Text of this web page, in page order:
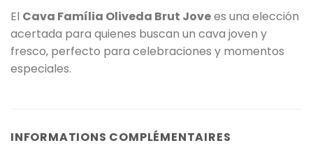
El Cava Família Oliveda Brut Jovees una elección
acertada para quienes buscan un cava joven y
fresco, perfecto para celebraciones y momentos
especiales.
INFORMATIONS COMPLÉMENTAIRES